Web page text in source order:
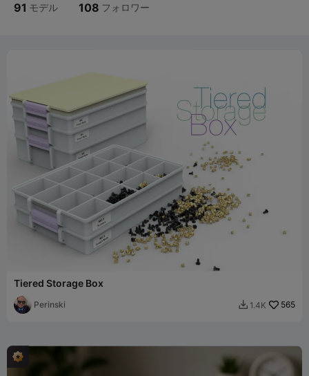
91 モデル 108 フォロワー
Tiered Storage Box
Perinski  1.4K 565